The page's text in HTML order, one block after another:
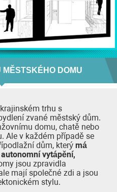
DOMU
trhu s
zvané městský dům.
domu, chatě nebo
Ale v každém případě se
dům, který má
vytápění,
jsou zpravidla
mají společné zdi a jsou
stylu.